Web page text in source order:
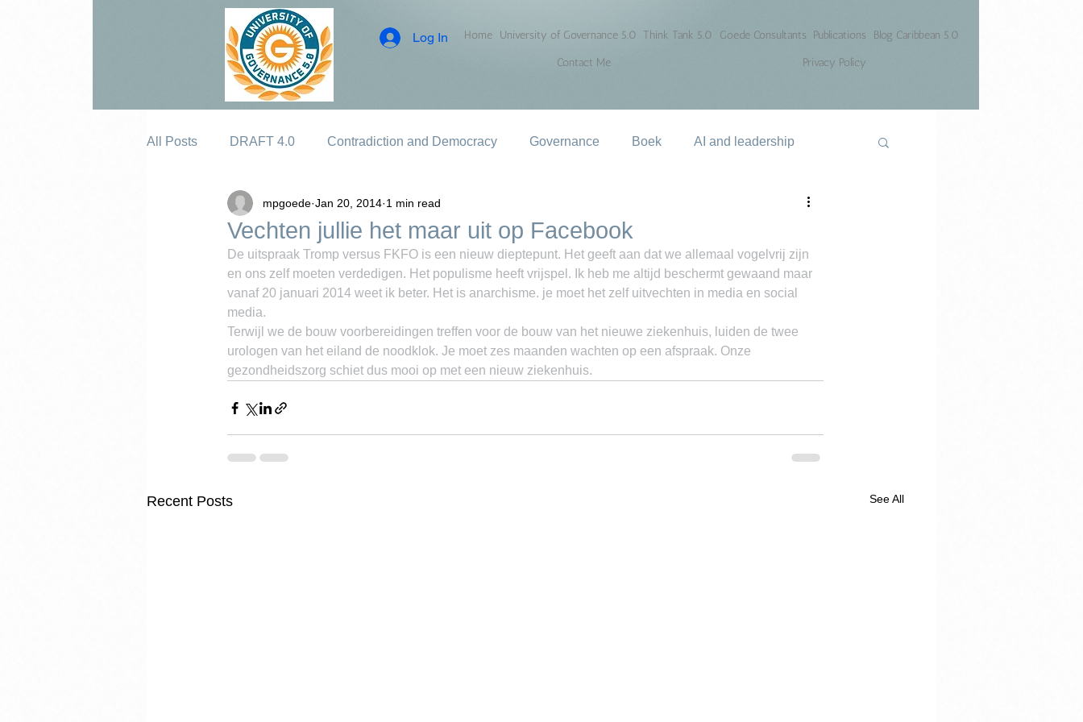
Log In Home University of Governance 5.0 Think Tank 5.0 Goede Consultants Publications
Blog Caribbean 5.0
Contact Me
Privacy Policy
All Posts DRAFT 4.0 Contradiction and Democracy Governance Boek AI and leadership
Vechten jullie het maar uit op Facebook
mpgoede Jan 20, 2014 1 min read
De uitspraak Tromp versus FKFO is een nieuw dieptepunt. Het geeft aan dat we allemaal vogelvrij zijn
en ons zelf moeten verdedigen. Het populisme heeft vrijspel. Ik heb me altijd beschermt gewaand maar
vanaf 20 januari 2014 weet ik beter. Het is anarchisme. je moet het zelf uitvechten in media en social
media.
Terwijl we de bouw voorbereidingen treffen voor de bouw van het nieuwe ziekenhuis, luiden de twee
urologen van het eiland de noodklok. Je moet zes maanden wachten op een afspraak. Onze
gezondheidszorg schiet dus mooi op met een nieuw ziekenhuis.
Recent Posts See All